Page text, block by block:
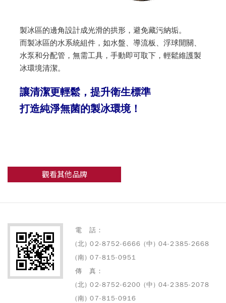
製冰區的邊角設計成光滑的拱形，避免藏污納垢。
​而製冰區的水系統組件，如水盤、導流板、浮球開關、
水泵和分配管，無需工具，手動即可取下，輕鬆維護製
冰環境清潔。
​讓清潔更輕鬆，提升衛生標準
打造純淨無菌的製冰環境！​
觀看其他品牌
電 話：
(北) 02-8752-6666 (中) 04-2385-2668
(南) 07-815-0951
傳 真：
(北) 02-8752-6200 (中) 04-2385-2078
(南) 07-815-0916